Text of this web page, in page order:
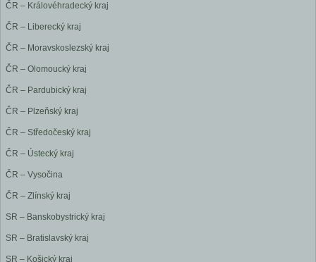
ČR – Královéhradecký kraj
ČR – Liberecký kraj
ČR – Moravskoslezský kraj
ČR – Olomoucký kraj
ČR – Pardubický kraj
ČR – Plzeňský kraj
ČR – Středočeský kraj
ČR – Ústecký kraj
ČR – Vysočina
ČR – Zlínský kraj
SR – Banskobystrický kraj
SR – Bratislavský kraj
SR – Košický kraj